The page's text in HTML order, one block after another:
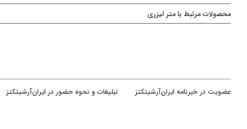
محصولات مرتبط با متر لیزری
عضويت در خبرنامه ایران‌آرشیتکتز تبلیغات و نحوه حضور در ایران‌آرشیتکتز